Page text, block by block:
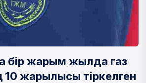
бір жарым жылда газ
жарылысы тіркелген